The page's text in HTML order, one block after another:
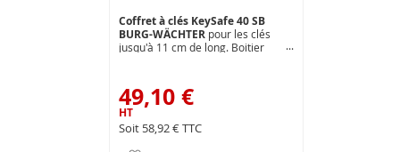
Coffret à clés KeySafe 40 SB
BURG-WÄCHTER pour les clés
jusqu'à 11 cm de long. Boitier
Montage mural extérieur ou
intérieur (fixation comprise).
Dimensions ext.( mm ) : L 105 x H
145 x P 55
49,10 €
58,92 €